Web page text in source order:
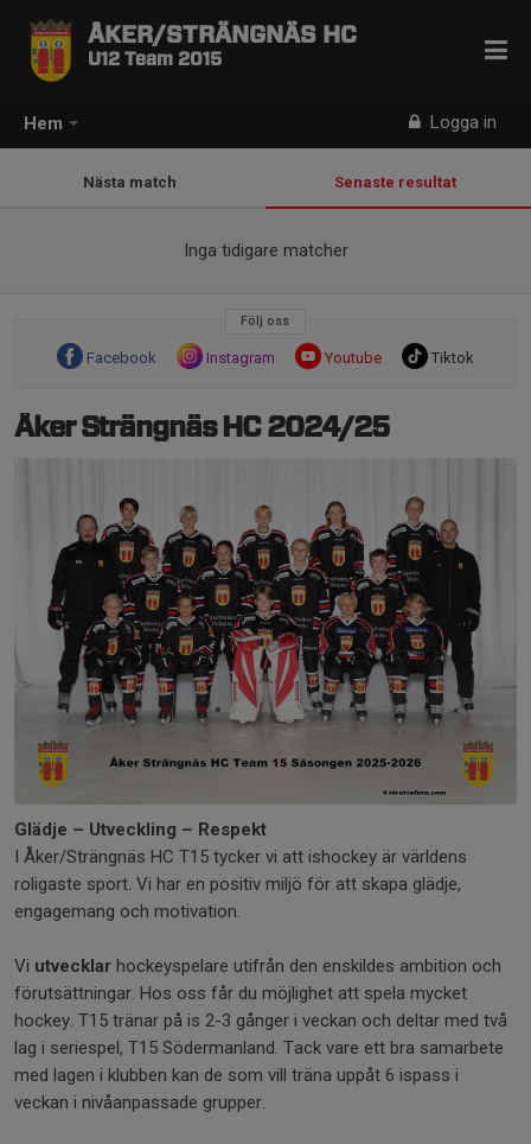
Hem Logga in
ÅKER/STRÄNGNÄS HC
U12 Team 2015
Nästa match Senaste resultat
Inga tidigare matcher
Följ oss
Facebook Instagram Youtube Tiktok
Åker Strängnäs HC 2024/25
Glädje – Utveckling – Respekt
I Åker/Strängnäs HC T15 tycker vi att ishockey är världens
roligaste sport. Vi har en positiv miljö för att skapa glädje,
engagemang och motivation.
Vi utvecklar hockeyspelare utifrån den enskildes ambition och
förutsättningar. Hos oss får du möjlighet att spela mycket
hockey. T15 tränar på is 2-3 gånger i veckan och deltar med två
lag i seriespel, T15 Södermanland. Tack vare ett bra samarbete
med lagen i klubben kan de som vill träna uppåt 6 ispass i
veckan i nivåanpassade grupper.